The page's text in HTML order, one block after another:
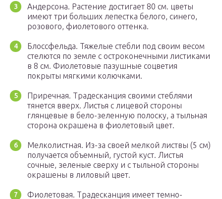
Андерсона. Растение достигает 80 см. цветы
имеют три больших лепестка белого, синего,
розового, фиолетового оттенка.
Блоссфельда. Тяжелые стебли под своим весом
стелются по земле с остроконечными листиками
в 8 см. Фиолетовые пазушные соцветия
покрыты мягкими колючками.
Приречная. Традесканция своими стеблями
тянется вверх. Листья с лицевой стороны
глянцевые в бело-зеленную полоску, а тыльная
сторона окрашена в фиолетовый цвет.
Мелколистная. Из-за своей мелкой листвы (5 см)
получается объемный, густой куст. Листья
сочные, зеленые сверху и с тыльной стороны
окрашены в лиловый цвет.
Фиолетовая. Традесканция имеет темно-